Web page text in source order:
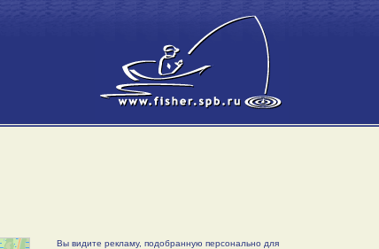
Вы видите рекламу, подобранную персонально для